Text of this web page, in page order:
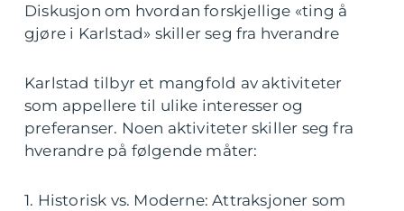
Diskusjon om hvordan forskjellige «ting å
gjøre i Karlstad» skiller seg fra hverandre
Karlstad tilbyr et mangfold av aktiviteter
som appellere til ulike interesser og
preferanser. Noen aktiviteter skiller seg fra
hverandre på følgende måter:
1. Historisk vs. Moderne: Attraksjoner som